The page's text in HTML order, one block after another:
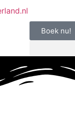
Boek nu!